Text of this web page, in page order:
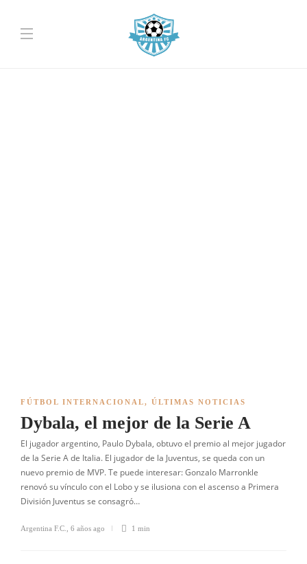
FÚTBOL INTERNACIONAL, ÚLTIMAS NOTICIAS
Dybala, el mejor de la Serie A
El jugador argentino, Paulo Dybala, obtuvo el premio al mejor jugador
de la Serie A de Italia. El jugador de la Juventus, se queda con un
nuevo premio de MVP. Te puede interesar: Gonzalo Marronkle
renovó su vínculo con el Lobo y se ilusiona con el ascenso a Primera
División Juventus se consagró…
Argentina F.C. 6 años ago 1 min